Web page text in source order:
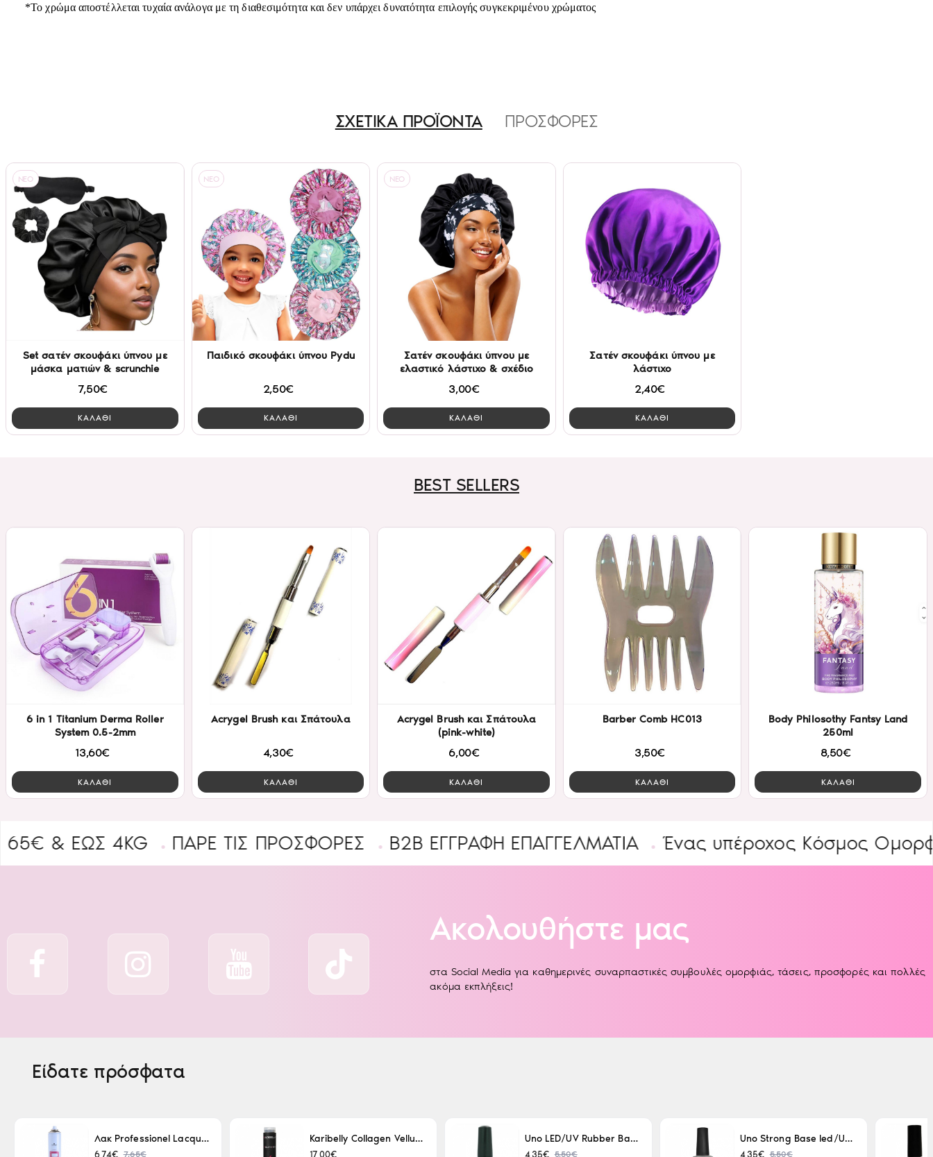
*Το χρώμα αποστέλλεται τυχαία ανάλογα με τη διαθεσιμότητα και δεν υπάρχει δυνατότητα επιλογής συγκεκριμένου χρώματος
ΣΧΕΤΙΚΑ ΠΡΟΪΟΝΤΑ ΠΡΟΣΦΟΡΕΣ
NEO
Set σατέν σκουφάκι ύπνου με
μάσκα ματιών & scrunchie
7,50€
ΚΑΛΑΘΙ
NEO
Παιδικό σκουφάκι ύπνου Pydu
2,50€
ΚΑΛΑΘΙ
NEO
Σατέν σκουφάκι ύπνου με
ελαστικό λάστιχο & σχέδιο
3,00€
ΚΑΛΑΘΙ
Σατέν σκουφάκι ύπνου με
λάστιχο
2,40€
ΚΑΛΑΘΙ
BEST SELLERS
6 in 1 Titanium Derma Roller
System 0.5-2mm
13,60€
ΚΑΛΑΘΙ
Acrygel Brush και Σπάτουλα
4,30€
ΚΑΛΑΘΙ
Acrygel Brush και Σπάτουλα
(pink-white)
6,00€
ΚΑΛΑΘΙ
Barber Comb HC013
3,50€
ΚΑΛΑΘΙ
Body Philosothy Fantsy Land
250ml
8,50€
ΚΑΛΑΘΙ
ΈΩΣ 4KG ΠΑΡΕ ΤΙΣ ΠΡΟΣΦΟΡΕΣ B2B ΕΓΓΡΑΦΉ ΕΠΑΓΓΕΛΜΑΤΊΑ Ένας υπέροχος Κόσμος Ομορφιάς
Ακολουθήστε μας
στα Social Media για καθημερινές συναρπαστικές συμβουλές ομορφιάς, τάσεις, προσφορές και πολλές
ακόμα εκπλήξεις!
Είδατε πρόσφατα
Λακ Professionel Lacque Super Strong 500ml
6,74€ 7,65€
Karibelly Collagen Velluto Nero Leaving 250ml
17,00€
Uno LED/UV Rubber Base 15ml
4,35€ 5,50€
Uno Strong Base led/Uv 15 ml
4,35€ 5,50€